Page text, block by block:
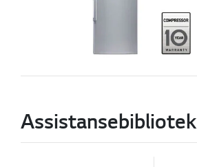
Assistansebibliotek